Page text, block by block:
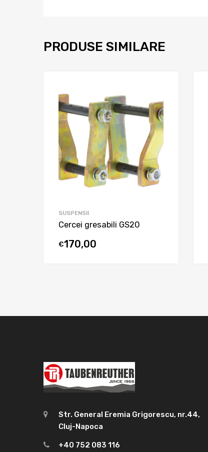
PRODUSE SIMILARE
SUSPENSII
Cercei gresabili GS20
€170,00
Str. General Eremia Grigorescu, nr.44,
Cluj-Napoca
+40 752 083 116